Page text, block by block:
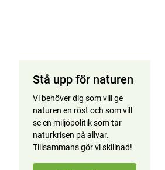
Stå upp för naturen
Vi behöver dig som vill ge
naturen en röst och som vill
se en miljöpolitik som tar
naturkrisen på allvar.
Tillsammans gör vi skillnad!